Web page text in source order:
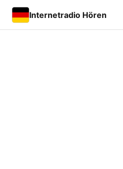
Internetradio Hören